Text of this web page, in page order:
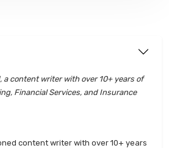
NXT Plan
Health Essential Plan
Health Platinum
a content writer with over 10+ years of
Financial Services, and Insurance
content writer with over 10+ years